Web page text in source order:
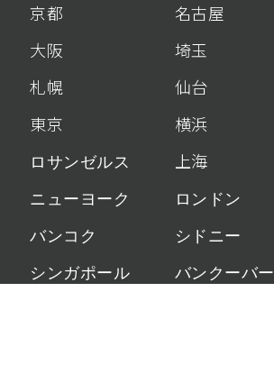
京都
名古屋
大阪
埼玉
札幌
仙台
東京
横浜
ロサンゼルス
上海
ニューヨーク
ロンドン
バンコク
シドニー
シンガポール
バンクーバー